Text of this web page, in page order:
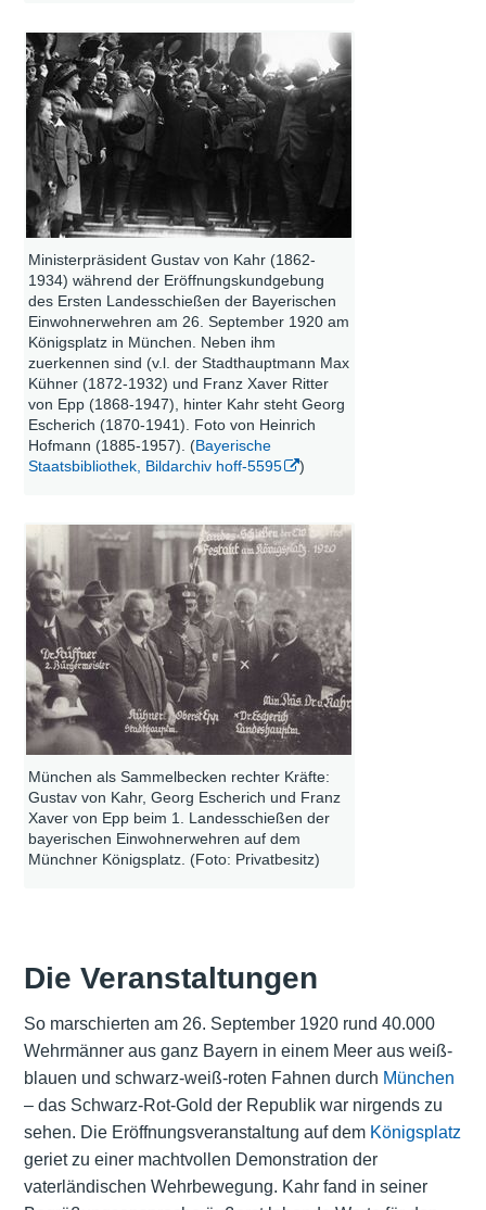
Ministerpräsident Gustav von Kahr (1862-
1934) während der Eröffnungskundgebung
des Ersten Landesschießen der Bayerischen
Einwohnerwehren am 26. September 1920 am
Königsplatz in München. Neben ihm
zuerkennen sind (v.l. der Stadthauptmann Max
Kühner (1872-1932) und Franz Xaver Ritter
von Epp (1868-1947), hinter Kahr steht Georg
Escherich (1870-1941). Foto von Heinrich
Hofmann (1885-1957). (Bayerische
Staatsbibliothek, Bildarchiv hoff-5595
)
München als Sammelbecken rechter Kräfte:
Gustav von Kahr, Georg Escherich und Franz
Xaver von Epp beim 1. Landesschießen der
bayerischen Einwohnerwehren auf dem
Münchner Königsplatz. (Foto: Privatbesitz)
Die Veranstaltungen
So marschierten am 26. September 1920 rund 40.000
Wehrmänner aus ganz Bayern in einem Meer aus weiß-
blauen und schwarz-weiß-roten Fahnen durch München
– das Schwarz-Rot-Gold der Republik war nirgends zu
sehen. Die Eröffnungsveranstaltung auf dem Königsplatz
geriet zu einer machtvollen Demonstration der
vaterländischen Wehrbewegung. Kahr fand in seiner